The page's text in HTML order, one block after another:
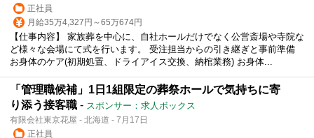
正社員
月給35万4,327円～65万674円
【仕事内容】 家族葬を中心に、自社ホールだけでなく公営斎場や寺院な
ど様々な会場にて式を行います。 受注担当からの引き継ぎと事前準備
お身体のケア(初期処置、ドライアイス交換、納棺業務) お身体...
「管理職候補」1日1組限定の葬祭ホールで気持ちに寄
り添う接客職 - スポンサー：求人ボックス
有限会社東京花屋 - 北海道 - 7月17日
正社員